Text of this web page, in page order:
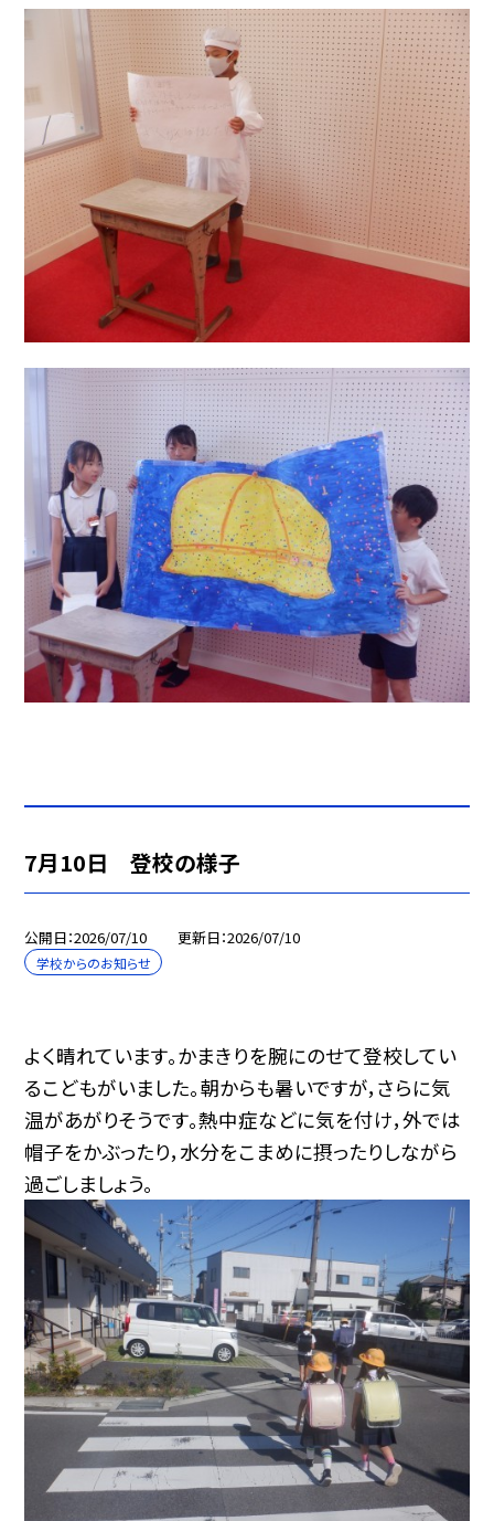
7月10日 登校の様子
公開日 2026/07/10 更新日 2026/07/10
学校からのお知らせ
よく晴れています。かまきりを腕にのせて登校してい
るこどもがいました。朝からも暑いですが，さらに気
温があがりそうです。熱中症などに気を付け，外では
帽子をかぶったり，水分をこまめに摂ったりしながら
過ごしましょう。